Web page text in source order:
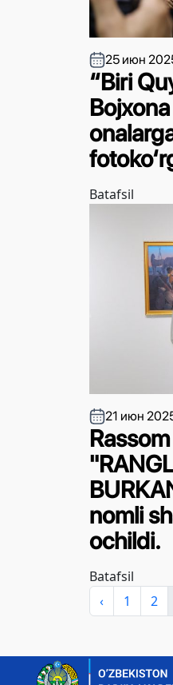
25 июн
“Biri
Batafsil
21 июн
nomli
ochildi.
Batafsil
‹ 1 2